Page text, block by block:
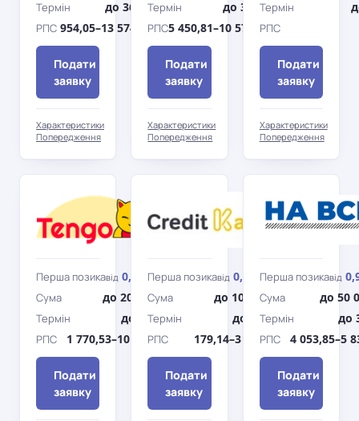
Термін до 365 дн.
РПС 954,05–13 574,76%
Подати
заявку
Характеристики
Попередження
Термін до 365 дн.
РПС5 450,81–10 570,66%
Подати
заявку
Характеристики
Попередження
Термін
РПС
Подати
заявку
Характеристики
Попередження
Перша позикавід 0,01%/день
Сума до 20 000 грн
Термін до 360 дн.
РПС 1 770,53–10 037,98%
Подати
заявку
Кредит
Каса
Перша позикавід 0,01%/день
Сума до 10 000 грн
Термін до 365 дн.
РПС 179,14–3 116,24%
Подати
заявку
Перша позикавід
Сума до 50
Термін до
РПС 4 053,85–5
Подати
заявку